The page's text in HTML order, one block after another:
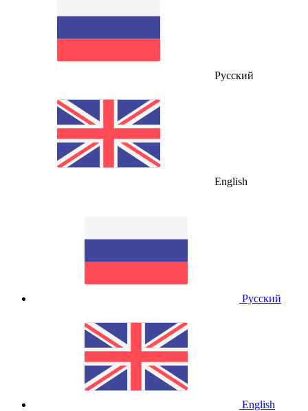
Русский
English
Русский
English